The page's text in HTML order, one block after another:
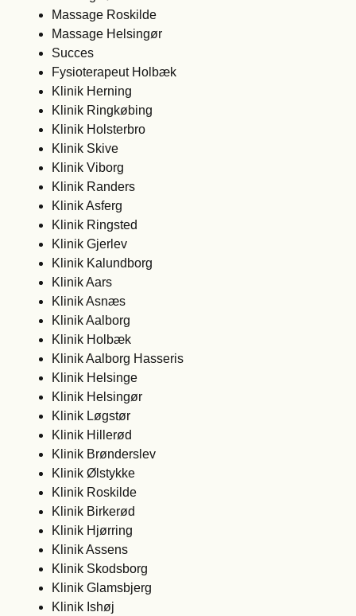
Massage Roskilde
Massage Helsingør
Succes
Fysioterapeut Holbæk
Klinik Herning
Klinik Ringkøbing
Klinik Holsterbro
Klinik Skive
Klinik Viborg
Klinik Randers
Klinik Asferg
Klinik Ringsted
Klinik Gjerlev
Klinik Kalundborg
Klinik Aars
Klinik Asnæs
Klinik Aalborg
Klinik Holbæk
Klinik Aalborg Hasseris
Klinik Helsinge
Klinik Helsingør
Klinik Løgstør
Klinik Hillerød
Klinik Brønderslev
Klinik Ølstykke
Klinik Roskilde
Klinik Birkerød
Klinik Hjørring
Klinik Assens
Klinik Skodsborg
Klinik Glamsbjerg
Klinik Ishøj